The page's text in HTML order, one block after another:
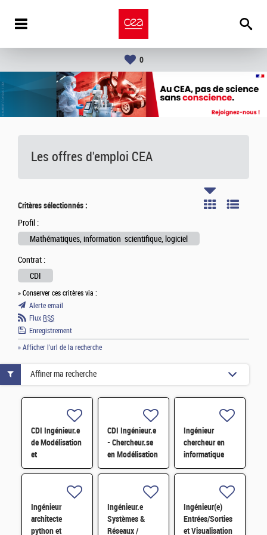
0
Les offres d'emploi CEA
Critères sélectionnés :
Profil :
Mathématiques, information scientifique, logiciel
Contrat :
CDI
» Conserver ces critères via :
Alerte email
Flux RSS
Enregistrement
» Afficher l'url de la recherche
CDI Ingénieur.e
de Modélisation
et
Développement
Physique du
cycle/neutronique
H/F
CDI Ingénieur.e
- Chercheur.se
en Modélisation
Diphasique et
Numériques H/F
Ingénieur
chercheur en
informatique
quantique pour
développement
de la pile
logicielle H/F
Ingénieur
architecte
python et
Ingénieur.e
Systèmes &
Réseaux /
Ingénieur(e)
Entrées/Sorties
et Visualisation
Affiner ma recherche